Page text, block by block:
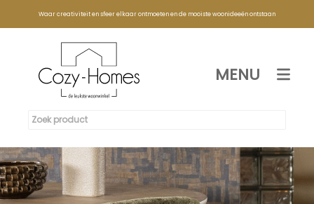
Waar creativiteit en sfeer elkaar ontmoeten en de mooiste woonideeën ontstaan
MENU